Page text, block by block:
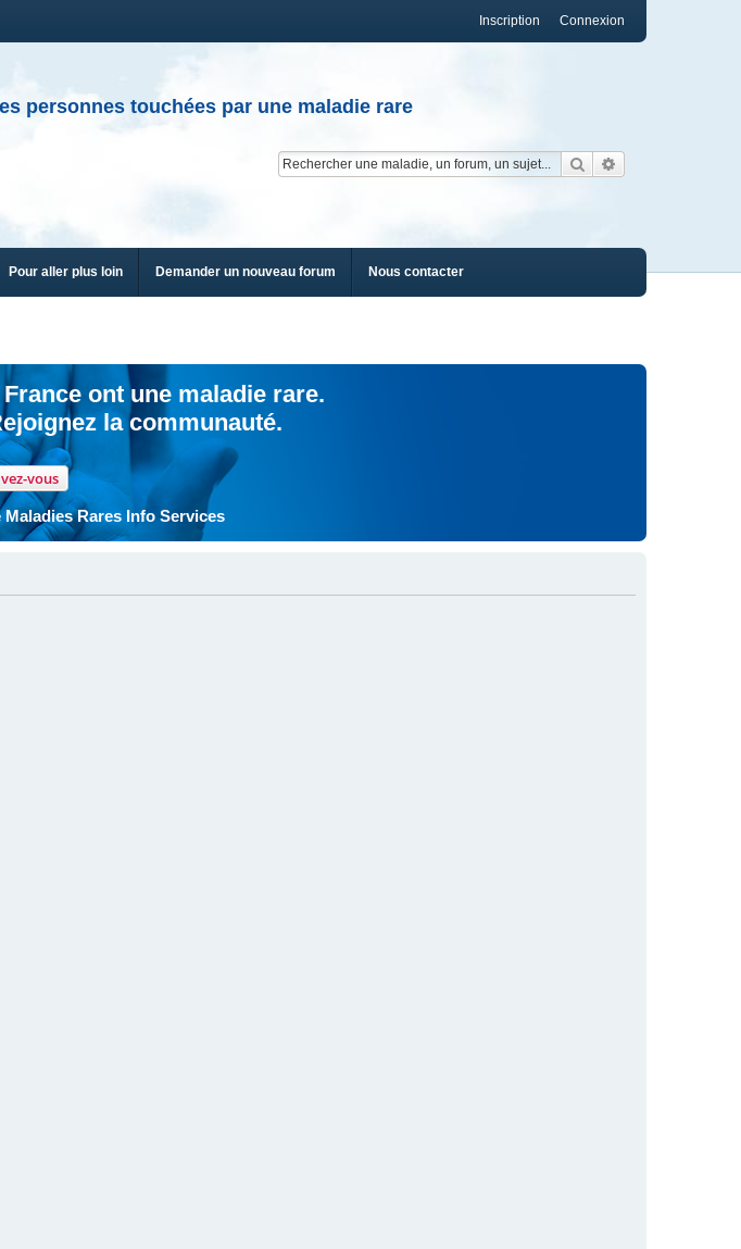
Connexion
Inscription
personnes touchées par une maladie rare
Rechercher
Pour aller plus loin Demander un nouveau forum Nous contacter
ont une maladie rare.
la communauté.
vous
Rares Info Services